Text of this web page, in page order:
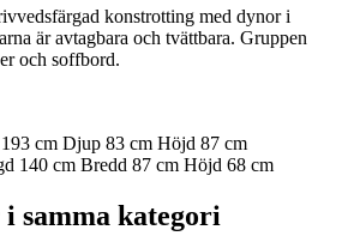
konstrotting med dynor i
är avtagbara och tvättbara. Gruppen
och soffbord.
cm Djup 83 cm Höjd 87 cm
140 cm Bredd 87 cm Höjd 68 cm
samma kategori